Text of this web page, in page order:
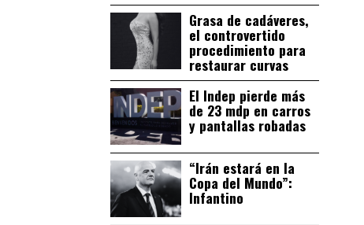
Grasa de cadáveres,
el controvertido
procedimiento para
restaurar curvas
El Indep pierde más
de 23 mdp en carros
y pantallas robadas
“Irán estará en la
Copa del Mundo”:
Infantino